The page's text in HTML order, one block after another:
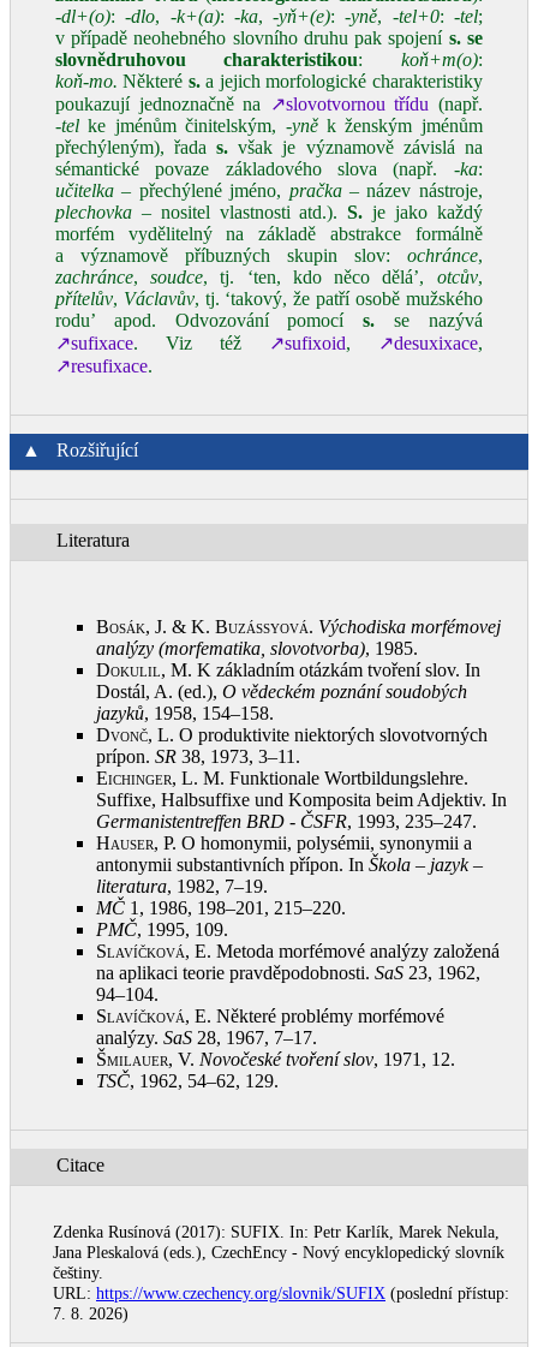
‑dl+(o):‑dlo, ‑k+(a): ‑ka, ‑yň+(e):‑yně, ‑tel+0: ‑tel;
v případě neohebného slovního druhu pak spojení s. se
slovnědruhovou charakteristikou: koň+m(o):
koň‑mo. Některé s.a jejich morfologické charakteristiky
poukazují jednoznačně na
↗slovotvornou třídu (např.
‑tel ke jménům činitelským, ‑yněk ženským jménům
přechýleným), řadas. však je významově závislá na
sémantické povaze základového slova (např. ‑ka:
učitelka – přechýlené jméno, pračka– název nástroje,
plechovka –nositel vlastnosti atd.).S. je jako každý
morfém vydělitelný na základě abstrakce formálně
a významově příbuzných skupin slov: ochránce,
zachránce,soudce, tj. ‘ten, kdo něco dělá’, otcův,
přítelův, Václavův, tj. ‘takový, že patří osobě mužského
rodu’ apod. Odvozování pomocís. se nazývá
↗sufixace. Viz též ↗sufixoid, ↗desuxixace,
↗resufixace.
▲ Rozšiřující
Literatura
Bosák, J. & K. Buzássyová. Východiska morfémovej
analýzy (morfematika, slovotvorba), 1985.
Dokulil, M. K základním otázkám tvoření slov. In
Dostál, A. (ed.), O vědeckém poznání soudobých
jazyků, 1958, 154–158.
Dvonč, L. O produktivite niektorých slovotvorných
prípon. SR 38, 1973, 3–11 .
Eichinger, L. M. Funktionale Wortbildungslehre.
Suffixe, Halbsuffixe und Komposita beim Adjektiv. In
Germanistentreffen BRD - ČSFR, 1993, 235–247.
Hauser, P. O homonymii, polysémii, synonymii a
antonymii substantivních přípon. In Škola – jazyk –
literatura, 1982, 7–19.
MČ 1, 1986, 198–201, 215–220.
PMČ, 1995, 109.
Slavíčková, E. Metoda morfémové analýzy založená
na aplikaci teorie pravděpodobnosti. SaS 23, 1962,
94–104.
Slavíčková, E. Některé problémy morfémové
analýzy. SaS 28, 1967, 7–17.
Šmilauer, V. Novočeské tvoření slov, 1971, 12.
TSČ, 1962, 54–62, 129.
Citace
Zdenka Rusínová (2017): SUFIX. In: Petr Karlík, Marek Nekula,
Jana Pleskalová (eds.), CzechEncy - Nový encyklopedický slovník
češtiny.
URL: https://www.czechency.org/slovnik/SUFIX (poslední přístup:
7. 8. 2026)